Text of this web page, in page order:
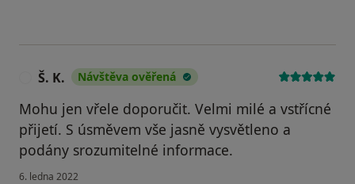
Š. K. Návštěva ověřená
Mohu jen vřele doporučit. Velmi milé a vstřícné
přijetí. S úsměvem vše jasně vysvětleno a
podány srozumitelné informace.
6. ledna 2022